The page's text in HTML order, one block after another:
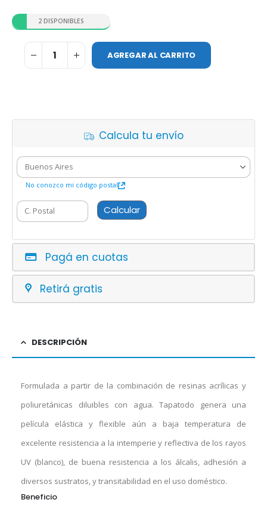
2 DISPONIBLES
AGREGAR AL CARRITO
Calcula tu envío
No conozco mi código postal
Calcular
Pagá en cuotas
Retirá gratis
DESCRIPCIÓN
Formulada a partir de la combinación de resinas acrílicas y
poliuretánicas diluibles con agua. Tapatodo genera una
película elástica y flexible aún a baja temperatura de
excelente resistencia a la intemperie y reflectiva de los rayos
UV (blanco), de buena resistencia a los álcalis, adhesión a
diversos sustratos, y transitabilidad en el uso doméstico.
Beneficio